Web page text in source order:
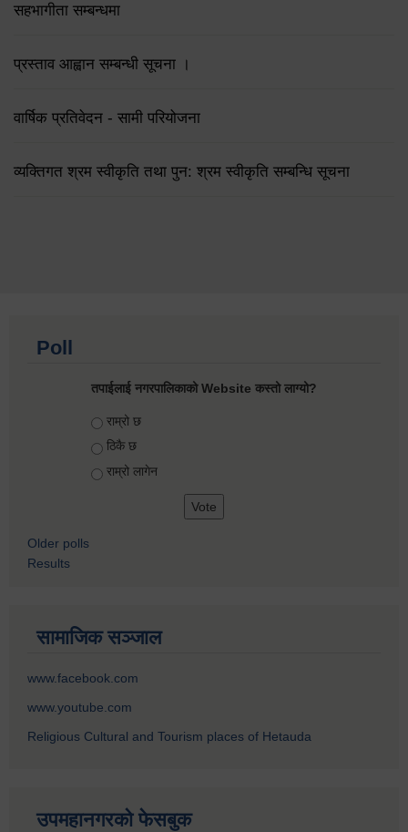
सहभागीता सम्बन्धमा
प्रस्ताव आह्वान सम्बन्धी सूचना ।
वार्षिक प्रतिवेदन - सामी परियोजना
व्यक्तिगत श्रम स्वीकृति तथा पुन: श्रम स्वीकृति सम्बन्धि सूचना
Poll
तपाईलाई नगरपालिकाको Website कस्तो लाग्यो?
Choices
राम्रो छ
ठिकै छ
राम्रो लागेन
Older polls
Results
सामाजिक सञ्जाल
www.facebook.com
www.youtube.com
Religious Cultural and Tourism places of Hetauda
उपमहानगरको फेसबुक